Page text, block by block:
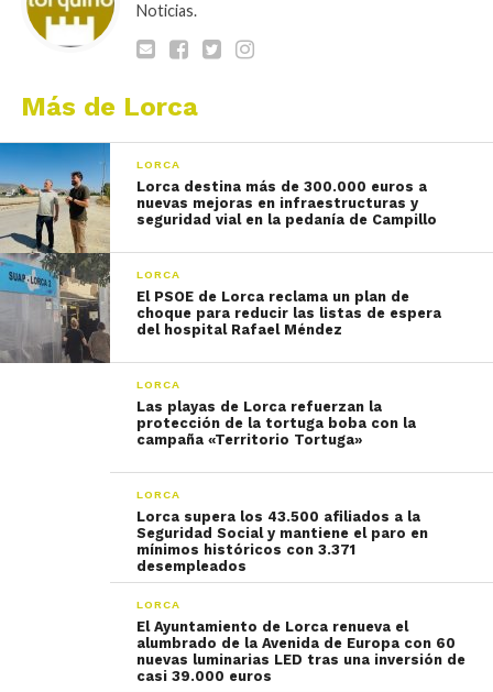
Noticias.
Más de Lorca
LORCA
Lorca destina más de 300.000 euros a
nuevas mejoras en infraestructuras y
seguridad vial en la pedanía de Campillo
LORCA
El PSOE de Lorca reclama un plan de
choque para reducir las listas de espera
del hospital Rafael Méndez
LORCA
Las playas de Lorca refuerzan la
protección de la tortuga boba con la
campaña «Territorio Tortuga»
LORCA
Lorca supera los 43.500 afiliados a la
Seguridad Social y mantiene el paro en
mínimos históricos con 3.371
desempleados
LORCA
El Ayuntamiento de Lorca renueva el
alumbrado de la Avenida de Europa con 60
nuevas luminarias LED tras una inversión de
casi 39.000 euros